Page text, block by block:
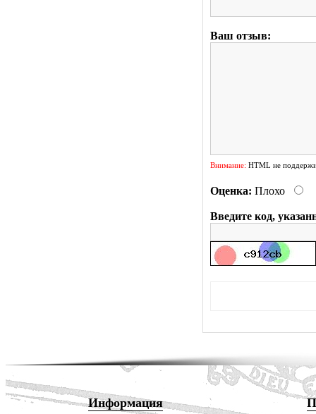
Ваш отзыв:
Внимание: HTML не
Оценка: Плохо
Введите код,
Информация